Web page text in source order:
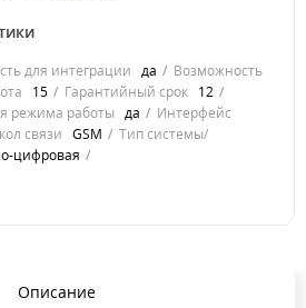
для интеграции да
Возможность
15 Гарантийный срок 12
режима работы да
Интерфейс
связи GSM
Тип системы/
цифровая
Описание